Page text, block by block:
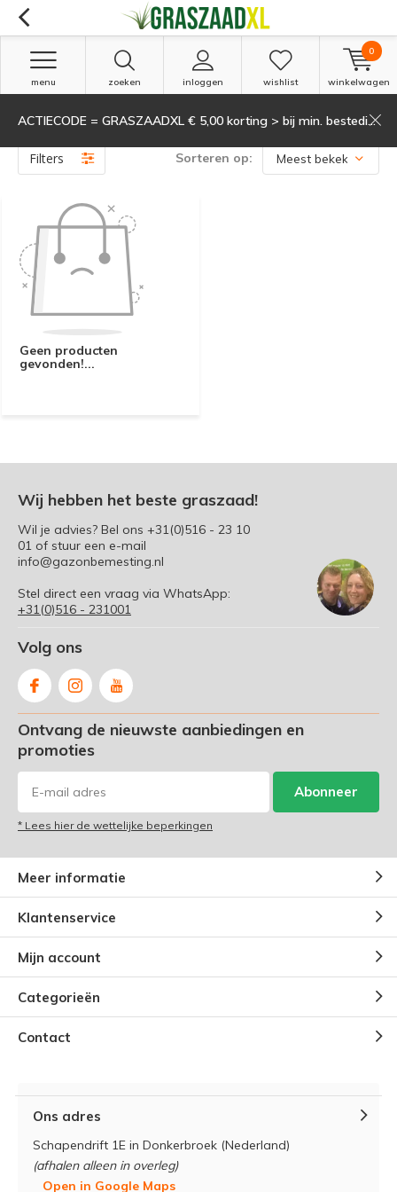
zoeken inloggen
menu wishlist winkelwagen
0
ACTIECODE = GRASZAADXL € 5,00 korting > bij min. besteding van 135,-
Producten getagd met Aqueduct Flexx(0)
Filters Sorteren op:
Geen producten
gevonden!...
Wij hebben het beste graszaad!
Wil je advies? Bel ons +31(0)516 - 23 10
01 of stuur een e-mail
info@gazonbemesting.nl
Stel direct een vraag via WhatsApp:
+31(0)516 - 231001
Volg ons
Ontvang de nieuwste aanbiedingen en
promoties
Abonneer
* Lees hier de wettelijke beperkingen
Meer informatie
Klantenservice
Mijn account
Categorieën
Contact
Ons adres
Schapendrift 1E in Donkerbroek (Nederland)
(afhalen alleen in overleg)
Open in Google Maps